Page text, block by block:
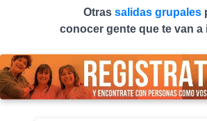
Otras salidas grupales
conocer gente que te van a